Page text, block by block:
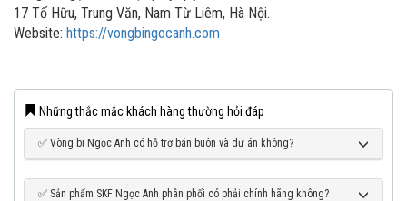
17 Tố Hữu, Trung Văn, Nam Từ Liêm, Hà Nội.
Website: https://vongbingocanh.com
Những thắc mắc khách hàng thường hỏi đáp
✅ Vòng bi Ngọc Anh có hỗ trợ bán buôn và dự án không?
✅ Sản phẩm SKF Ngọc Anh phân phối có phải chính hãng không?